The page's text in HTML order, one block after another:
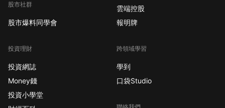
股市社群
股市爆料同學會
投資理財
投資網誌
Money錢
投資小學堂
雲端控股
報明牌
跨領域學習
學到
口袋Studio